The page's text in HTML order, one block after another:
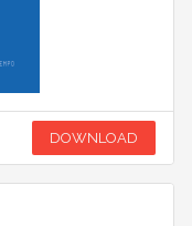
DOWNLOAD